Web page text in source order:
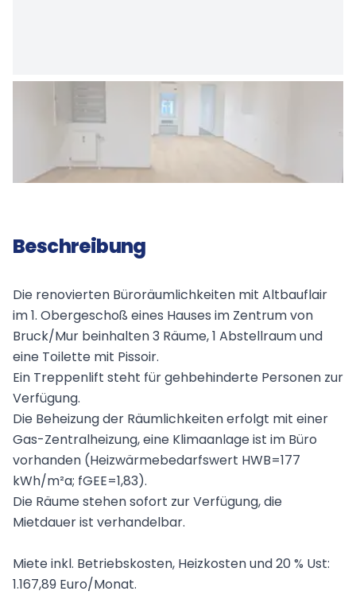
Beschreibung
Die renovierten Büroräumlichkeiten mit Altbauflair
im 1. Obergeschoß eines Hauses im Zentrum von
Bruck/Mur beinhalten 3 Räume, 1 Abstellraum und
eine Toilette mit Pissoir.
Ein Treppenlift steht für gehbehinderte Personen zur
Verfügung.
Die Beheizung der Räumlichkeiten erfolgt mit einer
Gas-Zentralheizung, eine Klimaanlage ist im Büro
vorhanden (Heizwärmebedarfswert HWB=177
kWh/m²a; fGEE=1,83).
Die Räume stehen sofort zur Verfügung, die
Mietdauer ist verhandelbar.
Miete inkl. Betriebskosten, Heizkosten und 20 % Ust:
1.167,89 Euro/Monat.